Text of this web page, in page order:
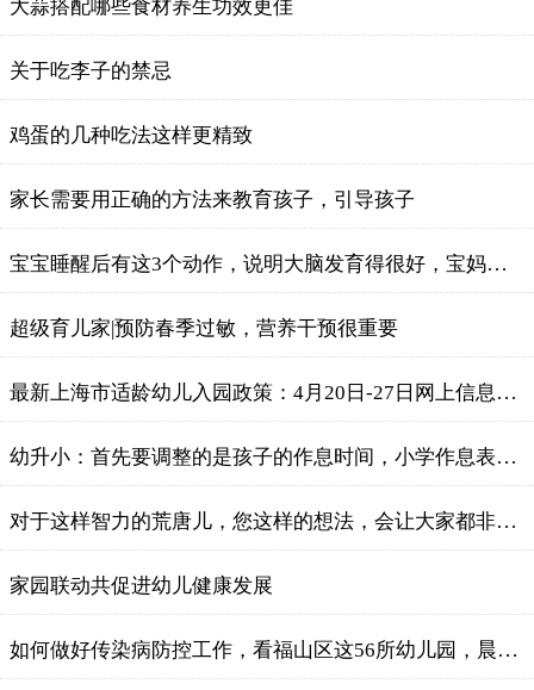
大蒜搭配哪些食材养生功效更佳
关于吃李子的禁忌
鸡蛋的几种吃法这样更精致
家长需要用正确的方法来教育孩子，引导孩子
宝宝睡醒后有这3个动作，说明大脑发育得很好，宝妈该偷着乐
超级育儿家|预防春季过敏，营养干预很重要
最新上海市适龄幼儿入园政策：4月20日-27日网上信息登记
幼升小：首先要调整的是孩子的作息时间，小学作息表分享
对于这样智力的荒唐儿，您这样的想法，会让大家都非常惊讶
家园联动共促进幼儿健康发展
如何做好传染病防控工作，看福山区这56所幼儿园，晨检机器人